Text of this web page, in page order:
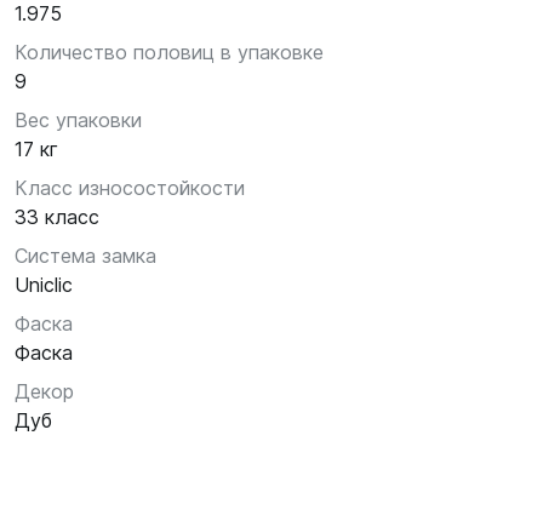
1.975
Количество половиц в упаковке
9
Вес упаковки
17 кг
Класс износостойкости
33 класс
Система замка
Uniclic
Фаска
Фаска
Декор
Дуб